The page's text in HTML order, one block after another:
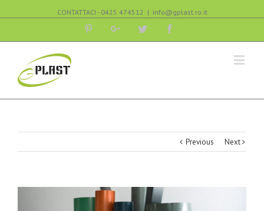
CONTATTACI - 0425 474512 | info@gplast.ro.it
PinterestGoogle+Twitter
Previous Next